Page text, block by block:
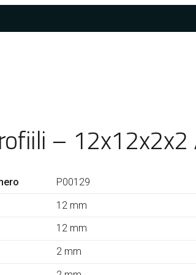
–
P00129
12 mm
12 mm
2 mm